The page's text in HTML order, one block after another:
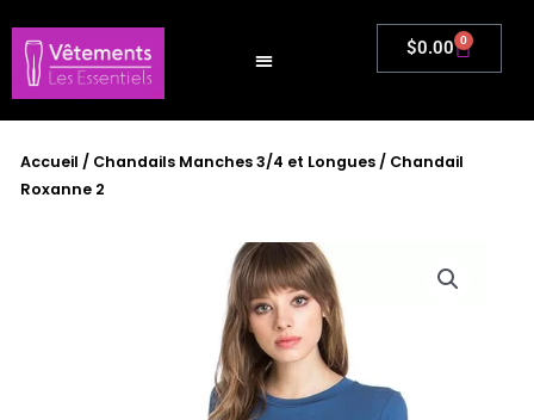
contenu
$0.00 0
Panier
Accueil / Chandails Manches 3/4 et Longues / Chandail
Roxanne 2